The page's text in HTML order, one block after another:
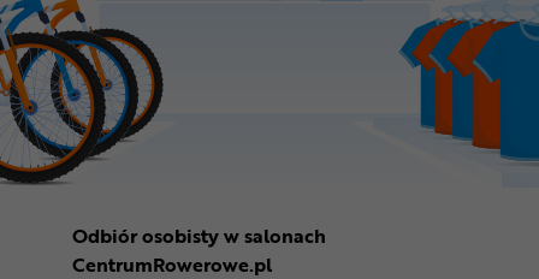
Odbiór osobisty w salonach
CentrumRowerowe.pl